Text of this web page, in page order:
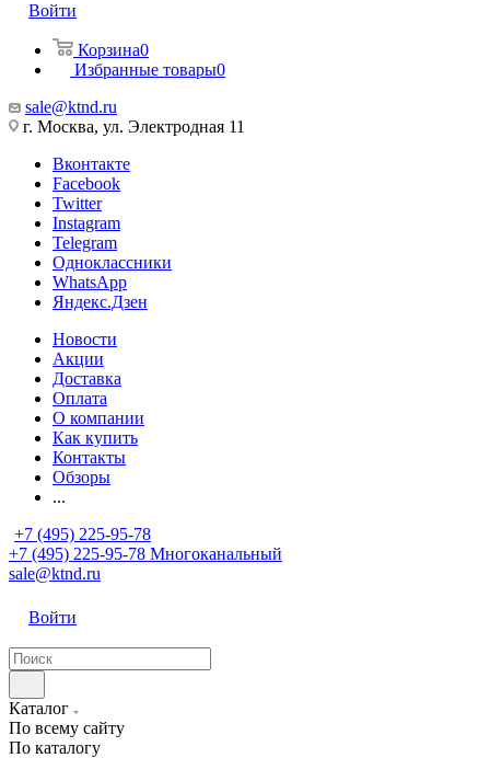
Войти
Корзина0
Избранные товары0
sale@ktnd.ru
г. Москва, ул. Электродная 11
Вконтакте
Facebook
Twitter
Instagram
Telegram
Одноклассники
WhatsApp
Яндекс.Дзен
Новости
Акции
Доставка
Оплата
О компании
Как купить
Контакты
Обзоры
...
+7 (495) 225-95-78
+7 (495) 225-95-78 Многоканальный
sale@ktnd.ru
Войти
Каталог
По всему сайту
По каталогу